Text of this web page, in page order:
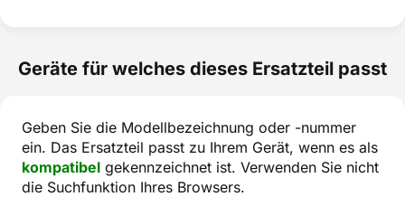
Geräte für welches dieses Ersatzteil passt
Geben Sie die Modellbezeichnung oder -nummer
ein. Das Ersatzteil passt zu Ihrem Gerät, wenn es als
kompatibel gekennzeichnet ist. Verwenden Sie nicht
die Suchfunktion Ihres Browsers.